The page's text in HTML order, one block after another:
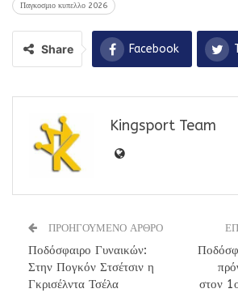
Παγκοσμιο κυπελλο 2026
Share Facebook
Kingsport Team
ΠΡΟΗΓΟΥΜΕΝΟ ΑΡΘΡΟ
Ποδόσφαιρο Γυναικών:
Στην Πογκόν Στσέτσιν η
Γκρισέλντα Τσέλα
στον